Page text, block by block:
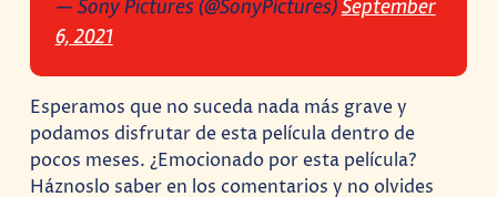
— Sony Pictures (@SonyPictures)September
6, 2021
Esperamos que no suceda nada más grave y
podamos disfrutar de esta película dentro de
pocos meses. ¿Emocionado por esta película?
Háznoslo saber en los comentarios y no olvides